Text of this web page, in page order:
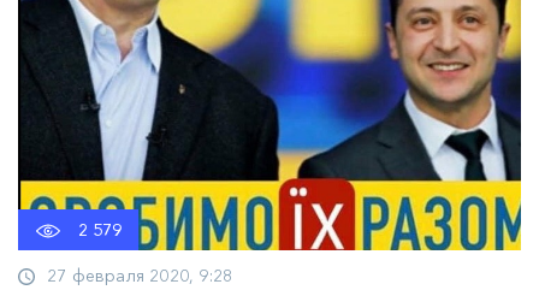
2 579
27 февраля 2020, 9:28